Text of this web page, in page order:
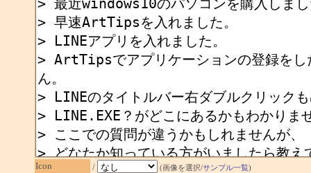
Icon / (画像を選択/サンプル一覧)